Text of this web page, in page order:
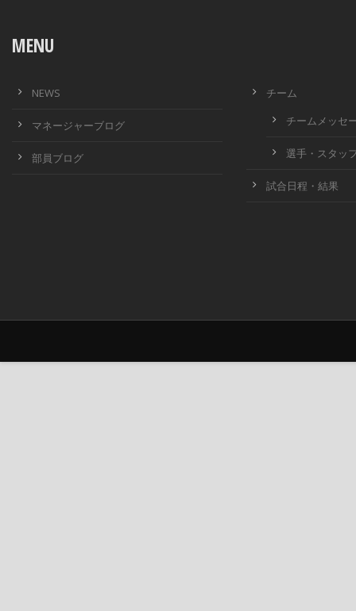
MENU
NEWS
マネージャーブログ
部員ブログ
チーム
チームメッセ
選手・スタッ
試合日程・結果